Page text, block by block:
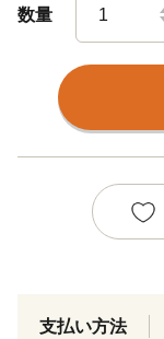
数量
支払い方法